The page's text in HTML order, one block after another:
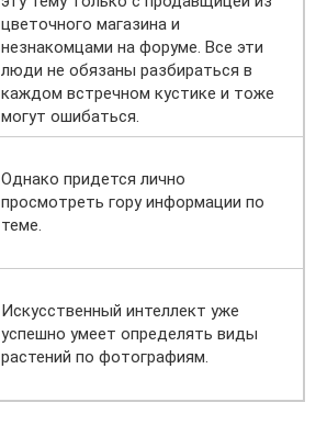
цветочного магазина и
незнакомцами на форуме. Все эти
люди не обязаны разбираться в
каждом встречном кустике и тоже
могут ошибаться.
Однако придется лично
просмотреть гору информации по
теме.
Искусственный интеллект уже
успешно умеет определять виды
растений по фотографиям.